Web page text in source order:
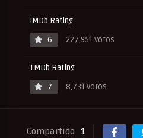
IMDb Rating
6
227,951 votos
TMDb Rating
7
8,731 votos
Compartido 1